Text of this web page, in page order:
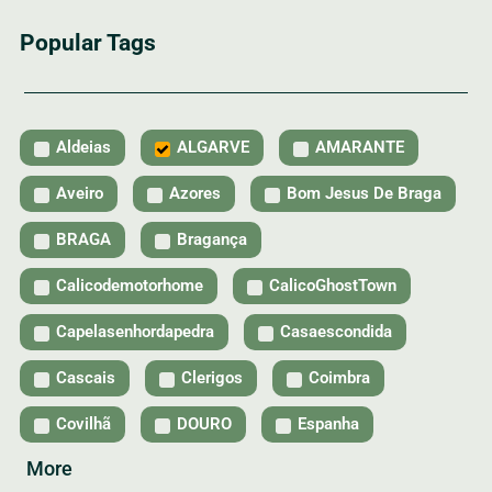
Popular Tags
Aldeias ALGARVE AMARANTE
Aveiro Azores Bom Jesus De Braga
BRAGA Bragança
Calicodemotorhome CalicoGhostTown
Capelasenhordapedra Casaescondida
Cascais Clerigos Coimbra
Covilhã DOURO Espanha
More